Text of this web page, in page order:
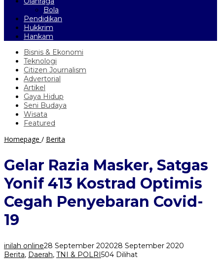
Bola
Pendidikan
Hukkrim
Hankam
Bisnis & Ekonomi
Teknologi
Citizen Journalism
Advertorial
Artikel
Gaya Hidup
Seni Budaya
Wisata
Featured
Homepage / Berita
Masker,
Satgas
Yonif
413
Kostrad
Optimis
19
Gelar Razia Masker, Satgas
Yonif 413 Kostrad Optimis
Cegah Penyebaran Covid-
19
inilah online28 September 202028 September 2020
Berita, Daerah, TNI & POLRI504 Dilihat